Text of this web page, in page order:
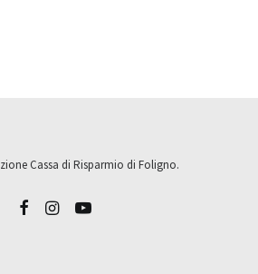
Cassa di Risparmio di Foligno.